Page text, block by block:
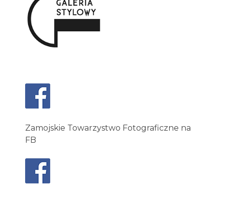
Zamojskie Towarzystwo Fotograficzne na
FB